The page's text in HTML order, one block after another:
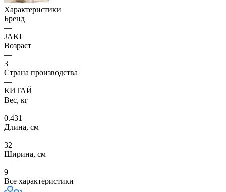
Характеристики
Бренд
—
JAKI
Возраст
—
3
Страна производства
—
КИТАЙ
Вес, кг
—
0.431
Длина, см
—
32
Ширина, см
—
9
Все характеристики